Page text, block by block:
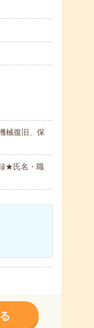
械復旧、保
★氏名・職